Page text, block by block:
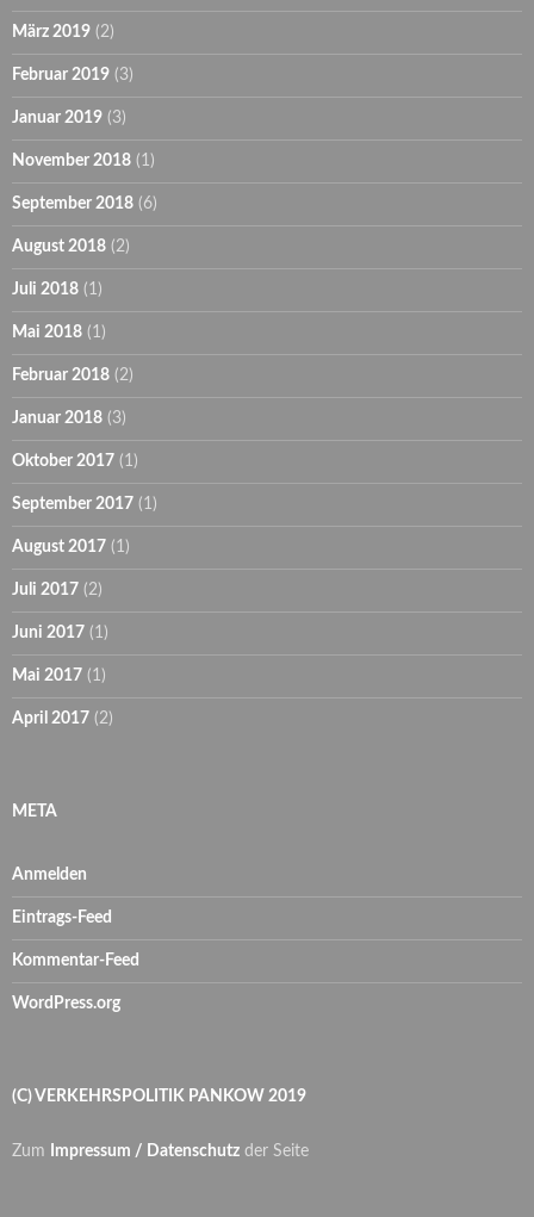
März 2019 (2)
Februar 2019 (3)
Januar 2019 (3)
November 2018 (1)
September 2018 (6)
August 2018 (2)
Juli 2018 (1)
Mai 2018 (1)
Februar 2018 (2)
Januar 2018 (3)
Oktober 2017 (1)
September 2017 (1)
August 2017 (1)
Juli 2017 (2)
Juni 2017 (1)
Mai 2017 (1)
April 2017 (2)
META
Anmelden
Eintrags-Feed
Kommentar-Feed
WordPress.org
(C) VERKEHRSPOLITIK PANKOW 2019
Zum Impressum / Datenschutz der Seite